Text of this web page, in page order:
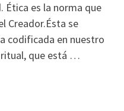
Ética es la norma que
Creador.Ésta se
codificada en nuestro
que está …